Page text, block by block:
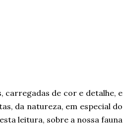
carregadas de cor e detalhe, e
da natureza, em especial do
leitura, sobre a nossa fauna